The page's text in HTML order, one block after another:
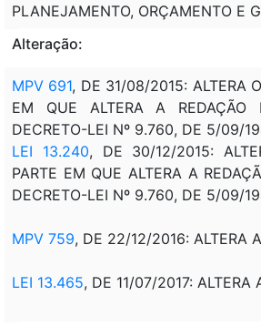
PLANEJAMENTO, ORÇAMENTO E
Alteração:
MPV 691, DE 31/08/2015: ALTERA
EM QUE ALTERA A
DECRETO-LEI Nº 9.760, DE 5/09/
LEI 13.240, DE 30/12/2015:
PARTE EM QUE ALTERA A
DECRETO-LEI Nº 9.760, DE 5/09/
MPV 759, DE 22/12/2016: ALTERA
LEI 13.465, DE 11/07/2017: ALTERA